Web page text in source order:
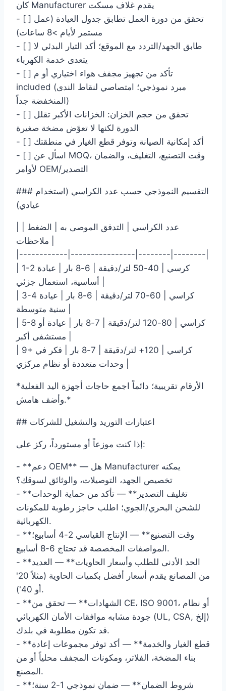
كان Manufacturer يقدم غلاف مسكت
- [ ] تحقق من دورة العمل تطابق جدول العيادة (عمل
مستمر لأيام >8 ساعات)
- [ ] طابق الجهد/التردد مع الموقع؛ أكد التيار البدئي لا
يتعدى خدمة الكهرباء
- [ ] تأكد من تجهيز مجفف هواء اختياري أو م
included (مبرد نموذجي؛ امتصاصي لنقاط الندى
المنخفضة جداً)
- [ ] تحقق من حجم الخزان: الخزانات الأكبر تقلل
الدورة لكنها لا تعوّض مضخة صغيرة
- [ ] أكد إمكانية الصيانة وتوفر قطع الغيار في منطقتك
- [ ] اسأل عن MOQ، وقت التصنيع، التغليف، والضمان
لأوامر OEM/التصدير
### التقسيم النموذجي حسب عدد الكراسي (استخدام
عيادي)
|------------|----------------|--------|--------|
| 1-2 كرسي | 40-50 لتر/دقيقة | 6-8 بار | عيادة
| 3-4 كراسي | 60-70 لتر/دقيقة | 6-8 بار | عيادة
| 5-8 كراسي | 80-120 لتر/دقيقة | 7-8 بار | عيادة أو
| 9+ كراسي | 120+ لتر/دقيقة | 7-8 بار | فكر في
*الأرقام تقريبية؛ دائماً اجمع حاجات أجهزة اليد الفعلية
وأضف هامش.*
## اعتبارات التوريد والتشغيل للشركات
إذا كنت موزعاً أو مستورداً، ركز على:
- **دعم OEM** — هل Manufacturer يمكنه
تخصيص الجهد، التوصيلات، والوثائق لسوقك؟
- **تغليف التصدير** — تأكد من حماية الوحدات
للشحن البحري/الجوي؛ اطلب حاجز رطوبة للمكونات
الكهربائية.
- **وقت التصنيع** — الإنتاج القياسي 2-4 أسابيع؛
المواصفات المخصصة قد تحتاج 6-8 أسابيع.
- **الحد الأدنى للطلب وأسعار الحاويات** — العديد
من المصانع يقدم أسعار أفضل بكميات الحاوية (مثلاً 20'
أو 40').
- **الشهادات** — تحقق من CE، ISO 9001، أو نظام
جودة مشابه موافقات الأمان الكهربائي (UL, CSA, إلخ)
قد تكون مطلوبة في بلدك.
- **قطع الغيار والخدمة** — أكد توفر مجموعات إعادة
بناء المضخة، الفلاتر، ومكونات المجفف محلياً أو من
المصنع.
- **شروط الضمان** — ضمان نموذجي 1-2 سنة؛